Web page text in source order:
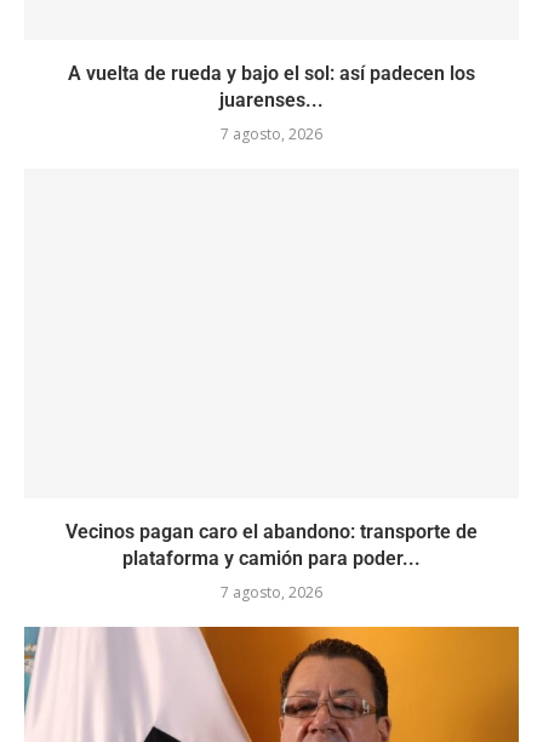
A vuelta de rueda y bajo el sol: así padecen los
juarenses...
7 agosto, 2026
Vecinos pagan caro el abandono: transporte de
plataforma y camión para poder...
7 agosto, 2026